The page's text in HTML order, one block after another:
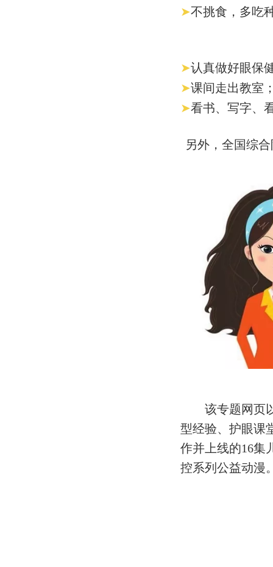
➤不挑食，多吃
➤认真做好眼保
➤课间走出教室
➤看书、写字、
另外，全国综
该专题网页
型经验、护眼课
作并上线的16集
控系列公益动漫